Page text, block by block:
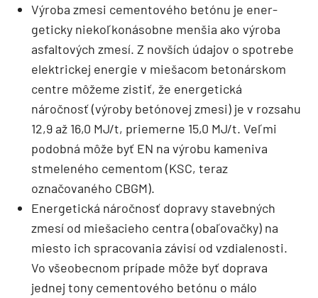
Výroba zmesi cementového betónu je ener­
geticky niekoľkonásobne menšia ako výroba
asfaltových zmesí. Z novších údajov o spotrebe
elektrickej energie v miešacom betonárskom
centre môžeme zistiť, že energetická
náročnosť (výroby betónovej zmesi) je v rozsahu
12,9 až 16,0 MJ/t, priemerne 15,0 MJ/t. Veľmi
podobná môže byť EN na výrobu kameniva
stmeleného cementom (KSC, teraz
označovaného CBGM).
Energetická náročnosť dopravy stavebných
zmesí od miešacieho centra (obaľovačky) na
miesto ich spracovania závisí od vzdialenosti.
Vo všeobecnom prípade môže byť doprava
jednej tony cementového betónu o málo